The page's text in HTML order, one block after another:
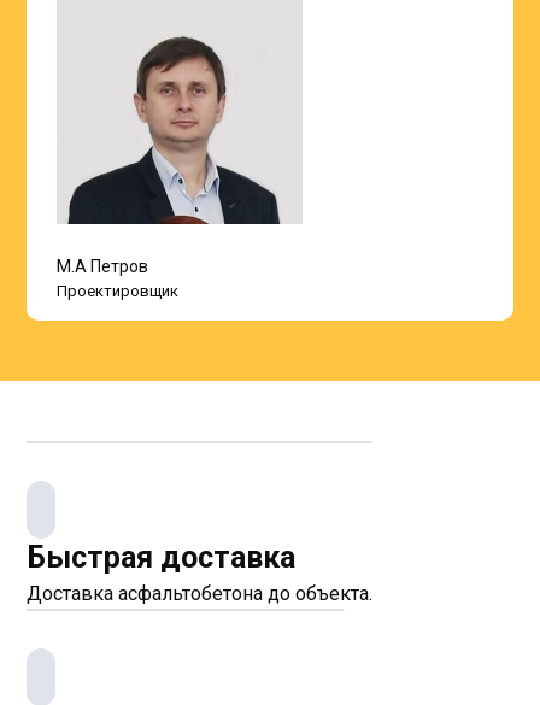
М.А Петров
Проектировщик
Быстрая доставка
Доставка асфальтобетона до объекта.